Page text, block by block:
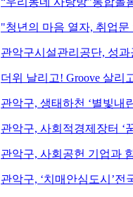
"청년의 마음 열자, 취업
관악구시설관리공단, 성
더위 날리고! Groove 살리
관악구, 생태하천 ‘별빛내
관악구, 사회적경제장터 ‘
관악구, 사회공헌 기업과
관악구, ‘치매안심도시’